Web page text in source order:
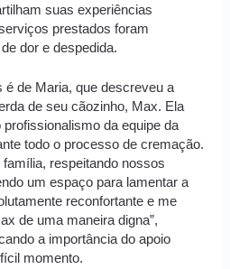
suas experiências
prestados foram
dor e despedida.
de Maria, que descreveu a
de seu cãozinho, Max. Ela
da equipe da
todo o processo de cremação.
respeitando nossos
um espaço para lamentar a
reconfortante e me
de uma maneira digna”,
a importância do apoio
momento.